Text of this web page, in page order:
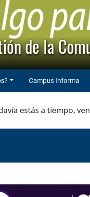
de la
Campus Informa
estás a tiempo,